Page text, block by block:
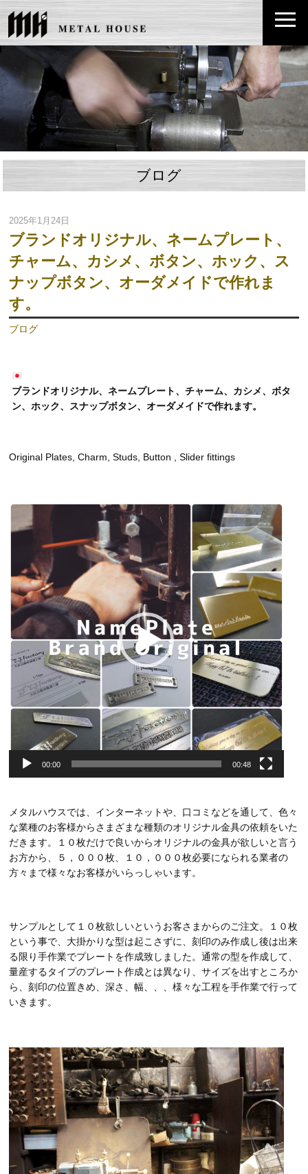
ブログ
2025年1月24日
ブランドオリジナル、ネームプレート、
チャーム、カシメ、ボタン、ホック、ス
ナップボタン、オーダメイドで作れま
す。
ブログ
ブランドオリジナル、ネームプレート、チャーム、カシメ、ボタ
ン、ホック、スナップボタン、オーダメイドで作れます。
Original Plates, Charm, Studs, Button , Slider fittings
動
ヤ
ー
00:00 00:48
メタルハウスでは、インターネットや、口コミなどを通して、色々
な業種のお客様からさまざまな種類のオリジナル金具の依頼をいた
だきます。１０枚だけで良いからオリジナルの金具が欲しいと言う
お方から、５，０００枚、１０，０００枚必要になられる業者の
方々まで様々なお客様がいらっしゃいます。
サンプルとして１０枚欲しいというお客さまからのご注文。１０枚
という事で、大掛かりな型は起こさずに、刻印のみ作成し後は出来
る限り手作業でプレートを作成致しました。通常の型を作成して、
量産するタイプのプレート作成とは異なり、サイズを出すところか
ら、刻印の位置きめ、深さ、幅、、、様々な工程を手作業で行って
いきます。